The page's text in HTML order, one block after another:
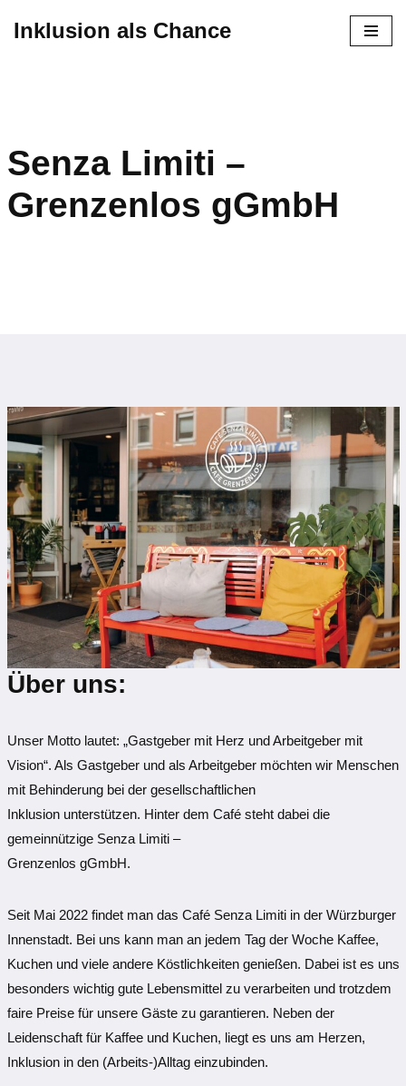
Inklusion als Chance
Senza Limiti –
Grenzenlos gGmbH
Über uns:
Unser Motto lautet: „Gastgeber mit Herz und Arbeitgeber mit
Vision“. Als Gastgeber und als Arbeitgeber möchten wir Menschen
mit Behinderung bei der gesellschaftlichen
Inklusion unterstützen. Hinter dem Café steht dabei die
gemeinnützige Senza Limiti –
Grenzenlos gGmbH.
Seit Mai 2022 findet man das Café Senza Limiti in der Würzburger
Innenstadt. Bei uns kann man an jedem Tag der Woche Kaffee,
Kuchen und viele andere Köstlichkeiten genießen. Dabei ist es uns
besonders wichtig gute Lebensmittel zu verarbeiten und trotzdem
faire Preise für unsere Gäste zu garantieren. Neben der
Leidenschaft für Kaffee und Kuchen, liegt es uns am Herzen,
Inklusion in den (Arbeits-)Alltag einzubinden.